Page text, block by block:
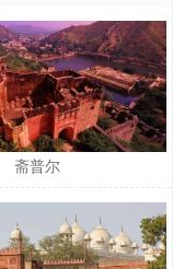
斋普尔